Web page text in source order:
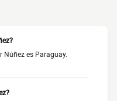
Núñez es Paraguay.